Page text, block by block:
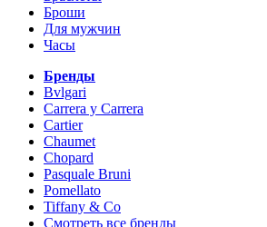
Броши
Для мужчин
Часы
Бренды
Bvlgari
Carrera y Carrera
Cartier
Chaumet
Chopard
Pasquale Bruni
Pomellato
Tiffany & Co
Смотреть все бренды